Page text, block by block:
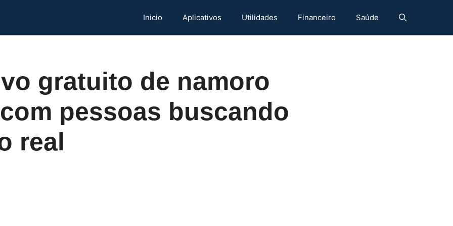
Inicio Aplicativos Utilidades Financeiro Saúde
gratuito de namoro
pessoas buscando
real